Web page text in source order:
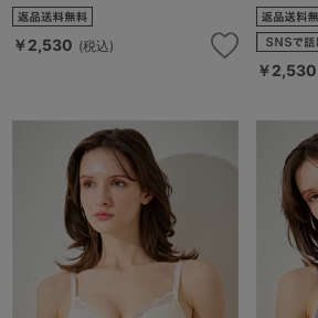
￥2,530 (税込)
￥2,530